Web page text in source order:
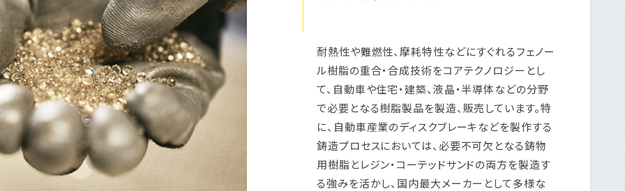
耐熱性や難燃性、摩耗特性などにすぐれるフェノー
ル樹脂の重合・合成技術をコアテクノロジーとし
て、自動車や住宅・建築、液晶・半導体などの分野
で必要となる樹脂製品を製造、販売しています。特
に、自動車産業のディスクブレーキなどを製作する
鋳造プロセスにおいては、必要不可欠となる鋳物
用樹脂とレジン・コーテッドサンドの両方を製造す
る強みを活かし、国内最大メーカーとして多様な